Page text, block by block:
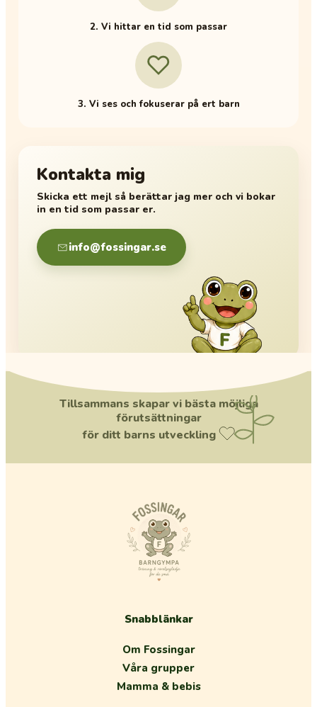
2. Vi hittar en tid som passar
3. Vi ses och fokuserar på ert barn
Kontakta mig
Skicka ett mejl så berättar jag mer och vi bokar
in en tid som passar er.
info@fossingar.se
Tillsammans skapar vi bästa möjliga
förutsättningar
för ditt barns utveckling
Snabblänkar
Om Fossingar
Våra grupper
Mamma & bebis